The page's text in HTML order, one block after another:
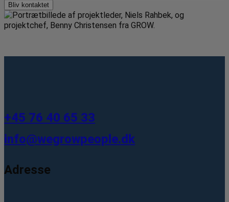
Bliv kontaktet
+45 76 40 65 33
info@wegrowpeople.dk
Adresse